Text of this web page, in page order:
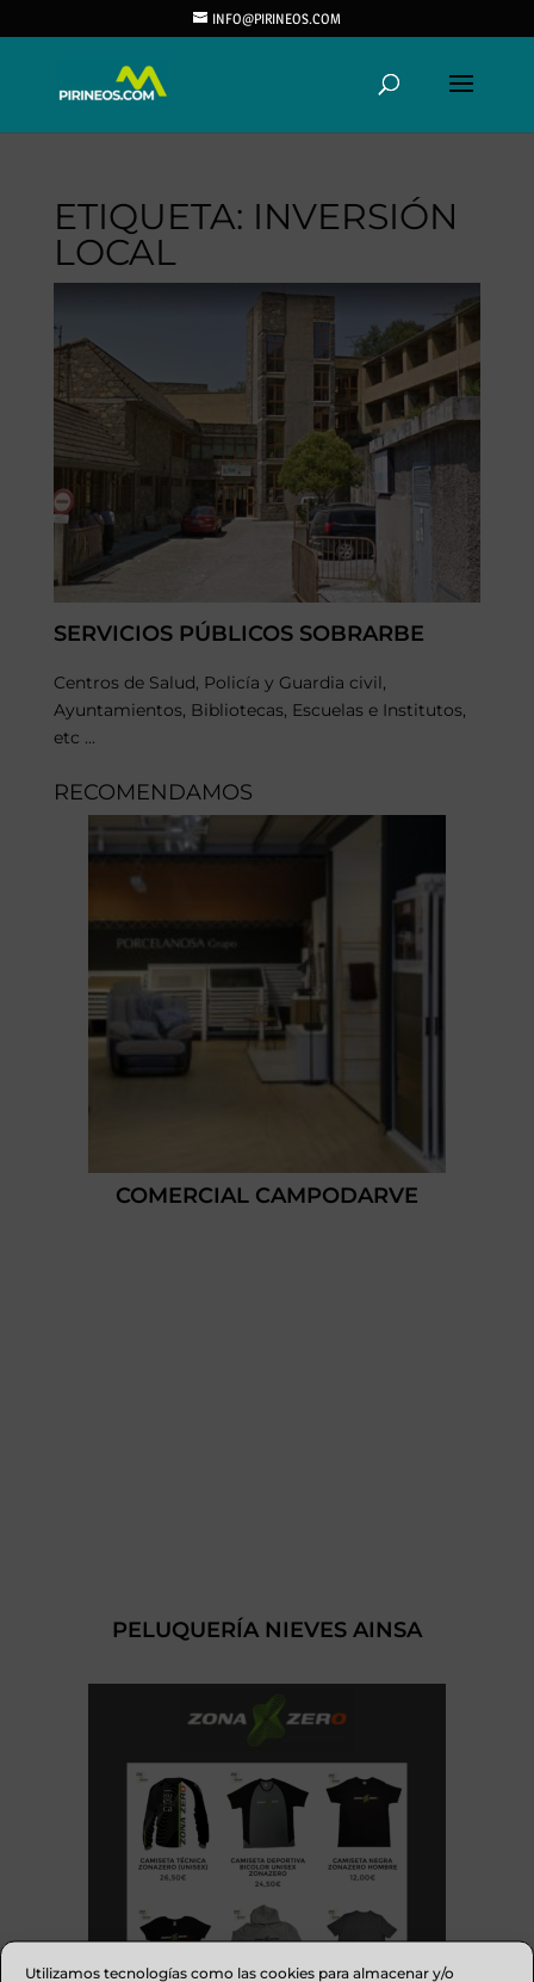
Utilizamos tecnologías como las cookies para almacenar y/o
INFO@PIRINEOS.COM
ETIQUETA: INVERSIÓN
LOCAL
SERVICIOS PÚBLICOS SOBRARBE
Centros de Salud, Policía y Guardia civil,
Ayuntamientos, Bibliotecas, Escuelas e Institutos,
etc ...
RECOMENDAMOS
COMERCIAL CAMPODARVE
PELUQUERÍA NIEVES AINSA